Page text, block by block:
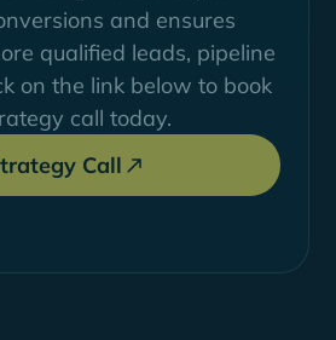
and ensures
qualified leads, pipeline
on the link below to book
call today.
Call